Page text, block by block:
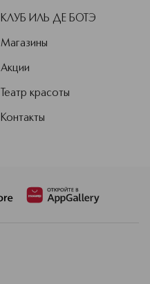
КЛУБ ИЛЬ ДЕ БОТЭ
Магазины
Акции
Театр красоты
Контакты